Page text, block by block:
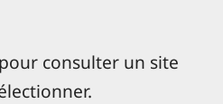
consulter un site